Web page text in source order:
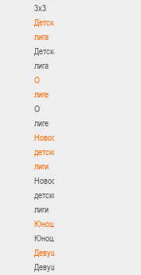
3х3
Детская
лига
Детская
лига
О
лиге
О
лиге
Новости
детской
лиги
Новости
детской
лиги
Юноши
Юноши
Девушки
Девушки